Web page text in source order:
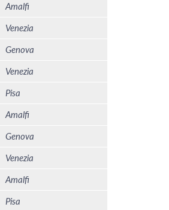
Amalfi
Venezia
Genova
Venezia
Pisa
Amalfi
Genova
Venezia
Amalfi
Pisa